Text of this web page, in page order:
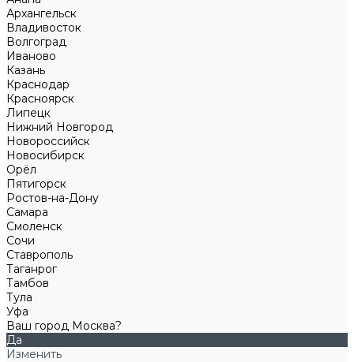
Архангельск
Владивосток
Волгоград
Иваново
Казань
Краснодар
Красноярск
Липецк
Нижний Новгород
Новороссийск
Новосибирск
Орёл
Пятигорск
Ростов-на-Дону
Самара
Смоленск
Сочи
Ставрополь
Таганрог
Тамбов
Тула
Уфа
Ваш город Москва?
Да
Изменить